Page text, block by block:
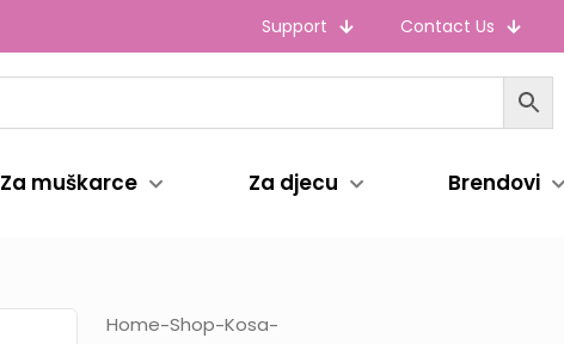
Support Contact Us
Za muškarce Za djecu Brendovi
Home-Shop-Kosa-